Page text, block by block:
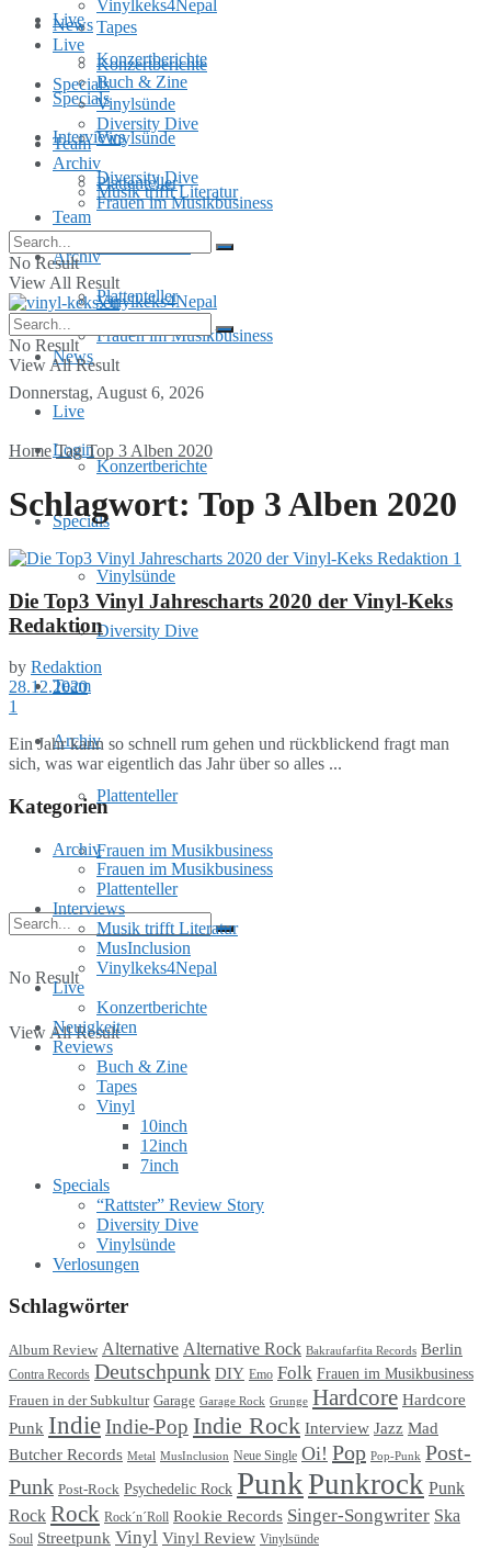
Live
Konzertberichte
Specials
Vinylsünde
Diversity Dive
Team
Archiv
Plattenteller
Frauen im Musikbusiness
Donnerstag, August 6, 2026
Login
Tapes
Buch & Zine
Interviews
Musik trifft Literatur
Vinylkeks4Nepal
News
Live
Konzertberichte
Specials
Vinylsünde
Diversity Dive
Team
Archiv
Plattenteller
Frauen im Musikbusiness
No Result
View All Result
Vinylkeks4Nepal
News
Live
Konzertberichte
Specials
Vinylsünde
Diversity Dive
Team
Archiv
Plattenteller
Frauen im Musikbusiness
No Result
View All Result
No Result
View All Result
Home Tag Top 3 Alben 2020
Schlagwort: Top 3 Alben 2020
Die Top3 Vinyl Jahrescharts 2020 der Vinyl-Keks
Redaktion
by Redaktion
28.12.2020
1
Ein Jahr kann so schnell rum gehen und rückblickend fragt man
sich, was war eigentlich das Jahr über so alles ...
Kategorien
Archiv
Frauen im Musikbusiness
Plattenteller
Interviews
Musik trifft Literatur
MusInclusion
Vinylkeks4Nepal
Live
Konzertberichte
Neuigkeiten
Reviews
Buch & Zine
Tapes
Vinyl
10inch
12inch
7inch
Specials
“Rattster” Review Story
Diversity Dive
Vinylsünde
Verlosungen
Schlagwörter
Album Review Alternative Alternative Rock Bakraufarfita Records Berlin
Contra Records Deutschpunk DIY Emo Folk Frauen im Musikbusiness
Frauen in der Subkultur Garage Garage Rock Grunge Hardcore Hardcore
Punk IndieIndie-Pop Indie Rock Interview Jazz Mad
Butcher Records Metal MusInclusion Neue Single Oi! Pop Pop-Punk Post-
Punk Post-Rock Psychedelic Rock PunkPunkrock Punk
Rock Rock Rock´n´Roll Rookie Records Singer-Songwriter Ska
Soul Streetpunk Vinyl Vinyl Review Vinylsünde